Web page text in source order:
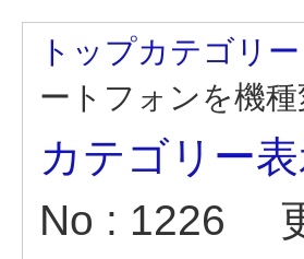
トップカテゴリー
ートフォンを機
カテゴリー
No : 1226